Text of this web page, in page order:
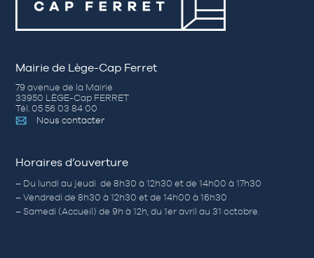
Mairie de Lège-Cap Ferret
79 avenue de la Mairie
33950 LÈGE-Cap FERRET
Tél. 05 56 03 84 00
Nous contacter
Horaires d’ouverture
– Du lundi au jeudi de 8h30 à 12h30 et de 14h00 à 17h30
– Vendredi de 8h30 à 12h30 et de 14h00 à 16h30
– Samedi (Accueil) de 9h à 12h, du 1er avril au 31 octobre.